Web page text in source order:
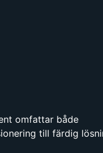
omfattar både
till färdig